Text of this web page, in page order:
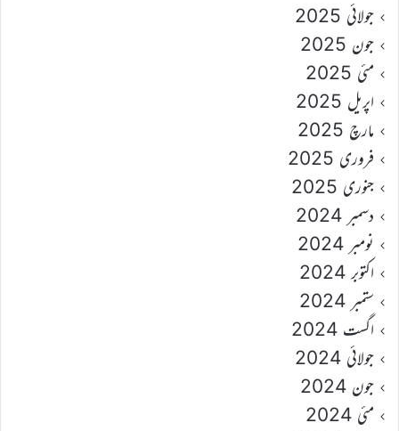
جولائی 2025
جون 2025
مئی 2025
اپریل 2025
مارچ 2025
فروری 2025
جنوری 2025
دسمبر 2024
نومبر 2024
اکتوبر 2024
ستمبر 2024
اگست 2024
جولائی 2024
جون 2024
مئی 2024